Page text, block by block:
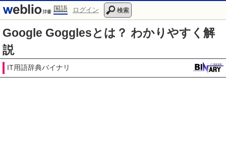
国語 ログイン 検索
Google Gogglesとは？ わかりやすく解
説
IT用語辞典バイナリ